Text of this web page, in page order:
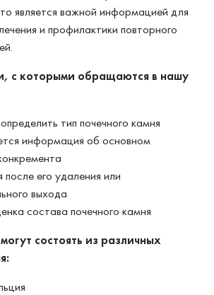
является важной информацией для
и профилактики повторного
с которыми обращаются в нашу
тип почечного камня
информация об основном
после его удаления или
выхода
состава почечного камня
состоять из различных